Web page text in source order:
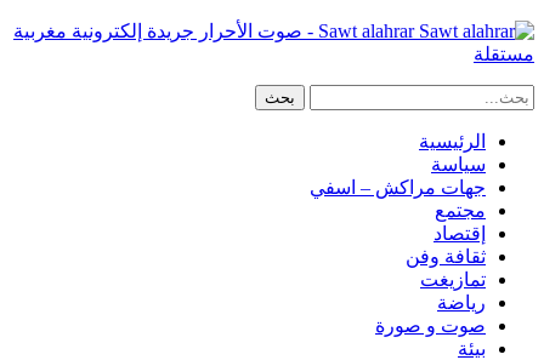
Sawt alahrar - صوت الأحرار جريدة إلكترونية مغربية
مستقلة
الرئيسية
سياسة
جهات مراكش – اسفي
مجتمع
إقتصاد
ثقافة وفن
تمازيغت
رياضة
صوت و صورة
بيئة